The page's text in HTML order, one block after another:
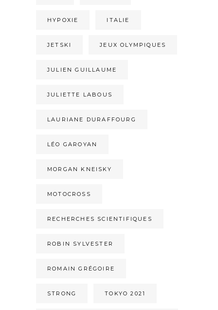
HYPOXIE ITALIE
JETSKI JEUX OLYMPIQUES
JULIEN GUILLAUME
JULIETTE LABOUS
LAURIANE DURAFFOURG
LÉO GAROYAN
MORGAN KNEISKY
MOTOCROSS
RECHERCHES SCIENTIFIQUES
ROBIN SYLVESTER
ROMAIN GRÉGOIRE
STRONG TOKYO 2021